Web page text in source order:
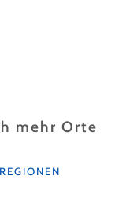
mehr Orte
REGIONEN